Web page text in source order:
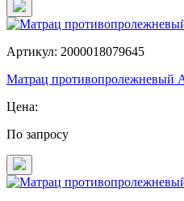
Артикул: 2000018079645
Матрац противопролежневый
Цена:
По запросу